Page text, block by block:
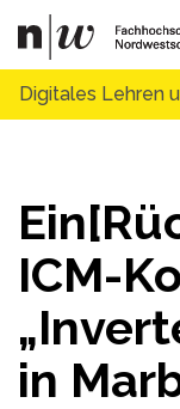
Digitales Lehren
ICM-
in